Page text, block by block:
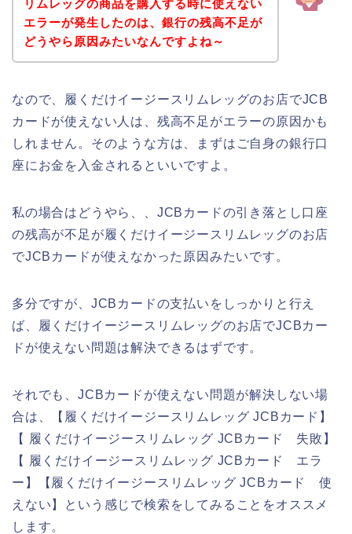
リムレッグの商品を購入する時に使えない
エラーが発生したのは、銀行の残高不足が
どうやら原因みたいなんですよね～
なので、履くだけイージースリムレッグのお店でJCB
カードが使えない人は、残高不足がエラーの原因かも
しれません。そのような方は、まずはご自身の銀行口
座にお金を入金されるといいですよ。
私の場合はどうやら、、JCBカードの引き落とし口座
の残高が不足が履くだけイージースリムレッグのお店
でJCBカードが使えなかった原因みたいです。
多分ですが、JCBカードの支払いをしっかりと行え
ば、履くだけイージースリムレッグのお店でJCBカー
ドが使えない問題は解決できるはずです。
それでも、JCBカードが使えない問題が解決しない場
合は、【履くだけイージースリムレッグ JCBカード】
【 履くだけイージースリムレッグ JCBカード 失敗】
【 履くだけイージースリムレッグ JCBカード エラ
ー】【履くだけイージースリムレッグ JCBカード 使
えない】という感じで検索をしてみることをオススメ
します。